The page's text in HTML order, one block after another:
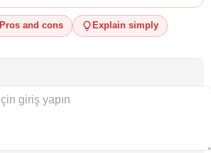
Pros and cons Explain simply